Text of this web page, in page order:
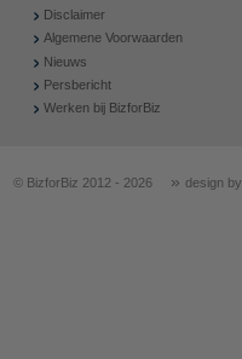
Disclaimer
Algemene Voorwaarden
Nieuws
Persbericht
Werken bij BizforBiz
© BizforBiz 2012 - 2026 » design by